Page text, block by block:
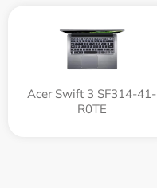
Acer Swift 3 SF314-41-
R0TE